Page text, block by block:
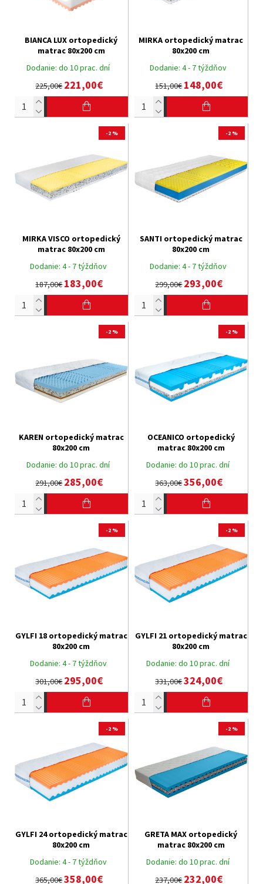
Dodanie: do 10 prac. dní
BIANCA LUX ortopedický
matrac 80x200 cm
225,00€221,00€
Dodanie: 4 - 7 týždňov
MIRKA ortopedický matrac
80x200 cm
151,00€148,00€
-2 %
Dodanie: 4 - 7 týždňov
MIRKA VISCO ortopedický
matrac 80x200 cm
187,00€183,00€
-2 %
Dodanie: 4 - 7 týždňov
SANTI ortopedický matrac
80x200 cm
299,00€293,00€
-2 %
Dodanie: do 10 prac. dní
KAREN ortopedický matrac
80x200 cm
291,00€285,00€
-2 %
Dodanie: do 10 prac. dní
OCEANICO ortopedický
matrac 80x200 cm
363,00€356,00€
-2 %
Dodanie: 4 - 7 týždňov
GYLFI 18 ortopedický matrac
80x200 cm
301,00€295,00€
-2 %
Dodanie: do 10 prac. dní
GYLFI 21 ortopedický matrac
80x200 cm
331,00€324,00€
-2 %
Dodanie: 4 - 7 týždňov
GYLFI 24 ortopedický matrac
80x200 cm
365,00€358,00€
-2 %
Dodanie: do 10 prac. dní
GRETA MAX ortopedický
matrac 80x200 cm
237,00€232,00€